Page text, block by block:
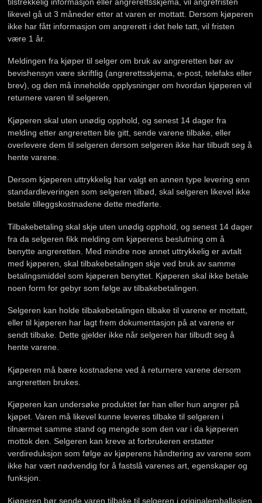
likevel gå ut 3 måneder etter at varen er mottatt. Dersom kjøperen
ikke har fått informasjon om angrerett i det hele tatt, vil fristen
være 1 år.
Meldingen fra kjøper til selger om bruk av angreretten bør av
bevishensyn være skriftlig (angrerettsskjema, e-post, telefaks eller
brev), og den må inneholde opplysninger om hvordan kjøperen vil
returnere varen til selgeren.
Kjøperen skal uten unødig opphold, og senest 14 dager fra
melding etter angreretten ble gitt, sende varene tilbake, eller
overlevere dem til selgeren dersom selgeren ikke har tilbudt seg å
hente varene.
Dersom kjøperen uttrykkelig har valgt en annen type levering enn
standardleveringen som selgeren tilbød, skal selgeren likevel ikke
betale tilleggskostnadene dette medførte.
Tilbakebetaling skal skje uten unødig opphold, og senest 14 dager
fra da selgeren fikk melding om kjøperens beslutning om å
benytte angreretten. Med mindre noe annet uttrykkelig er avtalt
med kjøperen, skal tilbakebetalingen skje ved bruk av samme
betalingsmiddel som kjøperen benyttet. Kjøperen skal ikke betale
noen form for gebyr som følge av tilbakebetalingen.
Selgeren kan holde tilbakebetalingen tilbake til varene er mottatt,
eller til kjøperen har lagt frem dokumentasjon på at varene er
sendt tilbake. Dette gjelder ikke når selgeren har tilbudt seg å
hente varene.
Kjøperen må bære kostnadene ved å returnere varene dersom
angreretten brukes.
Kjøperen kan undersøke produktet før han eller hun angrer på
kjøpet. Varen må likevel kunne leveres tilbake til selgeren i
tilnærmet samme stand og mengde som den var i da kjøperen
mottok den. Selgeren kan kreve at forbrukeren erstatter
verdireduksjon som følge av kjøperens håndtering av varene som
ikke har vært nødvendig for å fastslå varenes art, egenskaper og
funksjon.
Kjøperen bør sende varen tilbake til selgeren i originalemballasjen